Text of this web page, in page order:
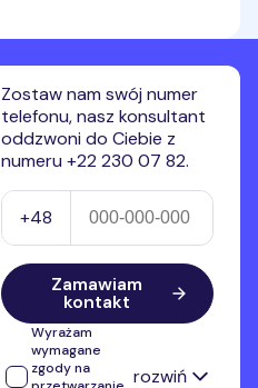
Zostaw nam swój numer
telefonu, nasz konsultant
oddzwoni do Ciebie z
numeru +22 230 07 82.
Numer telefonu
+48
Zamawiam
kontakt
Wyrażam
wymagane
zgody na
rozwiń